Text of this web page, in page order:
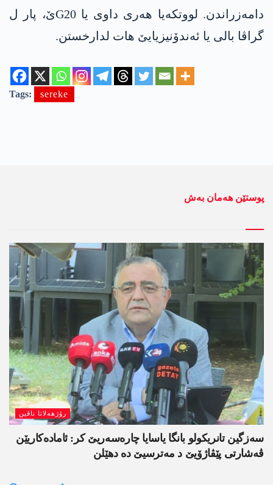
دامەزراندن. لووتکەیا ھەری داوی یا G20ێ، پار ل
گراڤا بالی یا ئەندۆنیزیایێ ھات لدارخستن.
Tags: sereke
پوستێن ھەمان بەش
رۆژھەلاتا ناڤین
سەزگین تانریکولو بانگا یاسایا چارەسەریێ کر: ئامادەکاریێن
ڤەشارتی پێڤاژۆیێ د مەترسیێ دە دھێلن